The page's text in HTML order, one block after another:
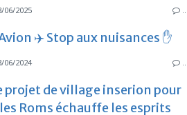
06/2025
✈️ Stop aux nuisances ✋
06/2024
projet de village inserion pour
les Roms échauffe les esprits